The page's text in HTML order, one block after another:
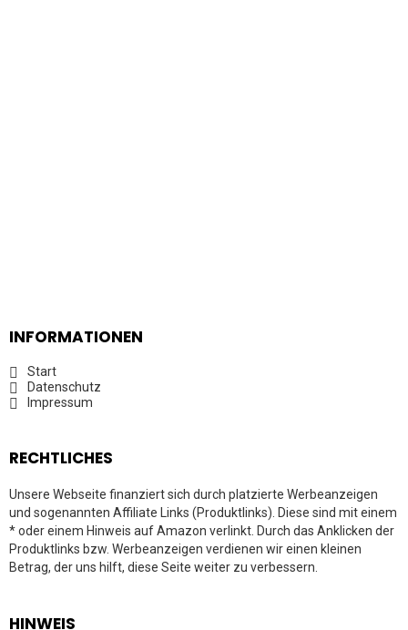
INFORMATIONEN
Start
Datenschutz
Impressum
RECHTLICHES
Unsere Webseite finanziert sich durch platzierte Werbeanzeigen
und sogenannten Affiliate Links (Produktlinks). Diese sind mit einem
* oder einem Hinweis auf Amazon verlinkt. Durch das Anklicken der
Produktlinks bzw. Werbeanzeigen verdienen wir einen kleinen
Betrag, der uns hilft, diese Seite weiter zu verbessern.
HINWEIS